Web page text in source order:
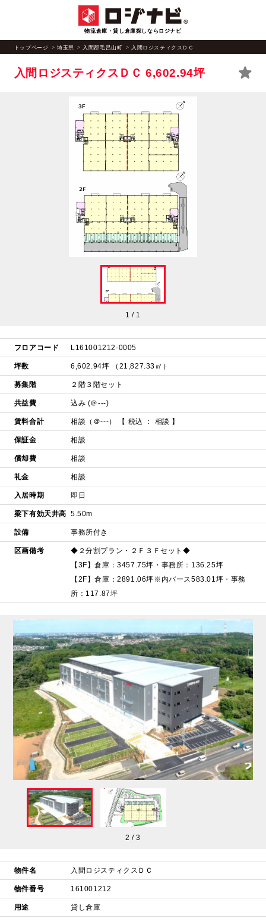
物流倉庫・貸し倉庫探しならロジナビ
トップページ 埼玉県 入間郡毛呂山町 入間ロジスティクスＤＣ
1/ 1
入間ロジスティクスＤＣ6,602.94坪
フロアコード L161001212-0005
坪数 6,602.94坪 （21,827.33㎡）
募集階 ２階３階セット
共益費 込み (＠---)
賃料合計 相談（＠---） 【 税込 ： 相談 】
保証金 相談
償却費 相談
礼金 相談
入居時期 即日
梁下有効天井高 5.50m
設備 事務所付き
区画備考
◆２分割プラン・２Ｆ３Ｆセット◆
【3F】倉庫：3457.75坪・事務所：136.25坪
【2F】倉庫：2891.06坪※内バース583.01坪・事務
所：117.87坪
2 / 3
物件名 入間ロジスティクスＤＣ
物件番号 161001212
用途 貸し倉庫